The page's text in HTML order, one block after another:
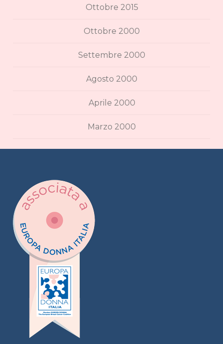
Ottobre 2015
Ottobre 2000
Settembre 2000
Agosto 2000
Aprile 2000
Marzo 2000